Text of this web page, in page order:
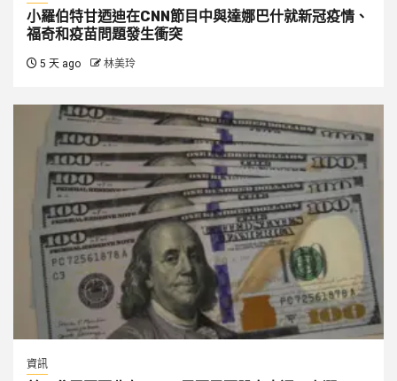
小羅伯特甘迺迪在CNN節目中與達娜巴什就新冠疫情、
福奇和疫苗問題發生衝突
5 天 ago 林美玲
資訊